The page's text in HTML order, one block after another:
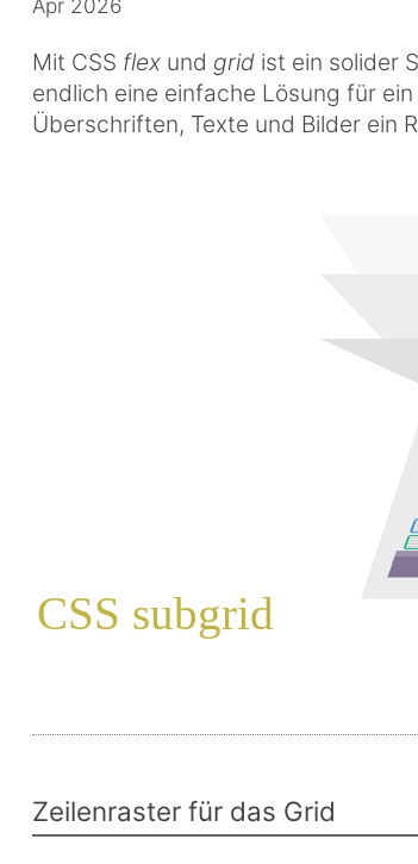
Apr 2026
Mit CSS flexund gridist ein solider
endlich eine einfache Lösung für
Überschriften, Texte und Bilder ein
Zeilenraster für das Grid